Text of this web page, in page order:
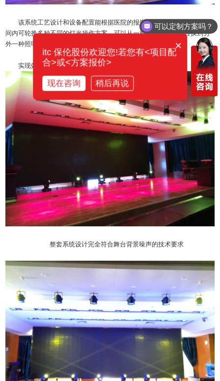
该系统工艺设计和设备配置能根据医院的报告厅使用情况，能在短时
间内可轮换多种不同的灯光操作方案，可以从一种照明方案快速转换到另
外一种照明方案。
实现效果
整套系统设计完全符合舞台背景噪声的技术要求
可以定制方案吗？
×
itc 保伦股份欢迎您!若您有<项目配
合>或<方案报价>
现在咨询 稍后再说